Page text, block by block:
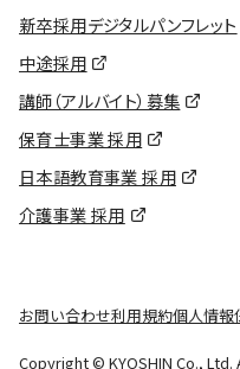
新卒採用デジタルパンフレット
中途採用
講師（アルバイト）募集
保育士事業 採用
日本語教育事業 採用
介護事業 採用
お問い合わせ利用規約個人情報
Copyright © KYOSHIN Co.,